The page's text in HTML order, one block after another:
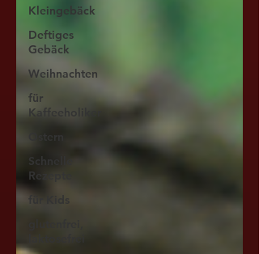
Kleingebäck
Deftiges
Gebäck
Weihnachten
für
Kaffeeholiker
Schnelle
Rezepte